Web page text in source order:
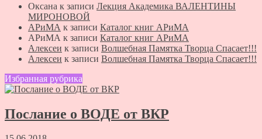
Оксана к записи Лекция Академика ВАЛЕНТИНЫ
МИРОНОВОЙ
АРиМА к записи Каталог книг АРиМА
АРиМА к записи Каталог книг АРиМА
Алексеи к записи Волшебная Памятка Творца Спасает!!!
Алексеи к записи Волшебная Памятка Творца Спасает!!!
Избранная рубрика
Послание о ВОДЕ от ВКР